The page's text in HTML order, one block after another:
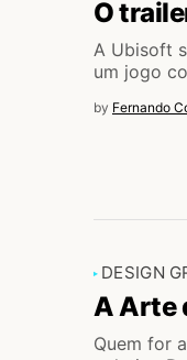
O
A Ubisoft
um jogo
by Fernando
DESIGN
A Arte
Quem for